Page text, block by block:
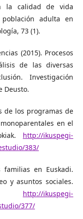
la calidad de vida
adulta en
73 (1).
(2015). Procesos
de las diversas
Investigación
Deusto.
de los programas de
en el
http://ikuspegi-
383/
en Euskadi.
y asuntos sociales.
http://ikuspegi-
377/